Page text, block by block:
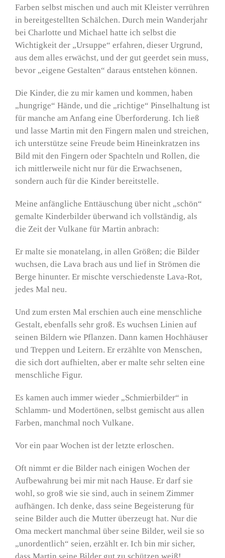
Farben selbst mischen und auch mit Kleister verrühren
in bereitgestellten Schälchen. Durch mein Wanderjahr
bei Charlotte und Michael hatte ich selbst die
Wichtigkeit der „Ursuppe“ erfahren, dieser Urgrund,
aus dem alles erwächst, und der gut geerdet sein muss,
bevor „eigene Gestalten“ daraus entstehen können.
Die Kinder, die zu mir kamen und kommen, haben
„hungrige“ Hände, und die „richtige“ Pinselhaltung ist
für manche am Anfang eine Überforderung. Ich ließ
und lasse Martin mit den Fingern malen und streichen,
ich unterstütze seine Freude beim Hineinkratzen ins
Bild mit den Fingern oder Spachteln und Rollen, die
ich mittlerweile nicht nur für die Erwachsenen,
sondern auch für die Kinder bereitstelle.
Meine anfängliche Enttäuschung über nicht „schön“
gemalte Kinderbilder überwand ich vollständig, als
die Zeit der Vulkane für Martin anbrach:
Er malte sie monatelang, in allen Größen; die Bilder
wuchsen, die Lava brach aus und lief in Strömen die
Berge hinunter. Er mischte verschiedenste Lava-Rot,
jedes Mal neu.
Und zum ersten Mal erschien auch eine menschliche
Gestalt, ebenfalls sehr groß. Es wuchsen Linien auf
seinen Bildern wie Pflanzen. Dann kamen Hochhäuser
und Treppen und Leitern. Er erzählte von Menschen,
die sich dort aufhielten, aber er malte sehr selten eine
menschliche Figur.
Es kamen auch immer wieder „Schmierbilder“ in
Schlamm- und Modertönen, selbst gemischt aus allen
Farben, manchmal noch Vulkane.
Vor ein paar Wochen ist der letzte erloschen.
Oft nimmt er die Bilder nach einigen Wochen der
Aufbewahrung bei mir mit nach Hause. Er darf sie
wohl, so groß wie sie sind, auch in seinem Zimmer
aufhängen. Ich denke, dass seine Begeisterung für
seine Bilder auch die Mutter überzeugt hat. Nur die
Oma meckert manchmal über seine Bilder, weil sie so
„unordentlich“ seien, erzählt er. Ich bin mir sicher,